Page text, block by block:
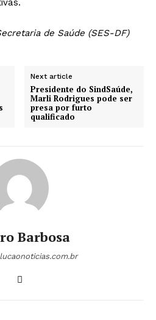
de Saúde (SES-DF)
Next article
Presidente do SindSaúde,
Marli Rodrigues pode ser
presa por furto
qualificado
Barbosa